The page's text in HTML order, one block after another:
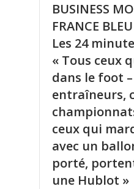
BUSINESS
FRANCE
Les 24
« Tous ceux
dans le foot
entraîneurs,
ceux qui
avec un
porté,
une Hublot »